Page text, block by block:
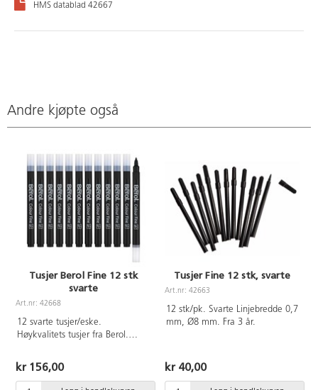
HMS datablad 42667
Andre kjøpte også
Tusjer Berol Fine 12 stk
svarte
Art.nr: 42668
12 svarte tusjer/eske.
Høykvalitets tusjer fra Berol.
Flytende blekk som er egnet for
farging av litt større områder og
trenger gjennom tegnepapir.
kr 156,00
Tusjer Fine 12 stk, svarte
Art.nr: 42663
12 stk/pk. Svarte Linjebredde 0,7
mm, Ø8 mm. Fra 3 år.
kr 40,00